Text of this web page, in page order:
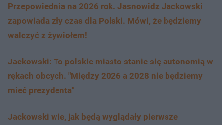
Przepowiednia na 2026 rok. Jasnowidz Jackowski
zapowiada zły czas dla Polski. Mówi, że będziemy
walczyć z żywiołem!
Jackowski: To polskie miasto stanie się autonomią w
rękach obcych. "Między 2026 a 2028 nie będziemy
mieć prezydenta"
Jackowski wie, jak będą wyglądały pierwsze